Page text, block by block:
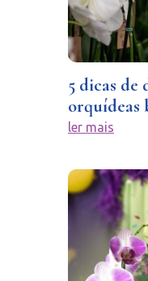
5 dicas de
orquídeas
ler mais